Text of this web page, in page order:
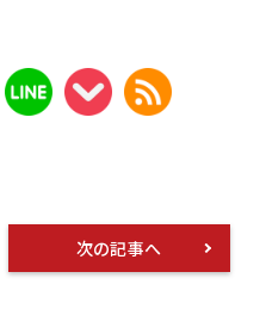
次の記事へ